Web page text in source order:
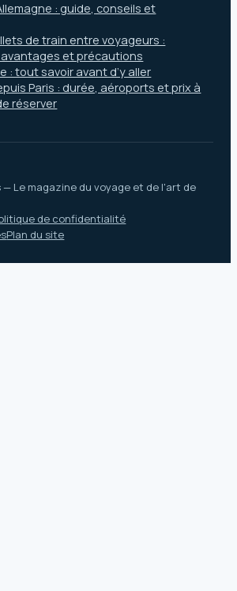
: guide, conseils et
de train entre voyageurs :
et précautions
: tout savoir avant d’y aller
Paris : durée, aéroports et prix à
réserver
— Le magazine du voyage et de l'art de
de confidentialité
Plan du site